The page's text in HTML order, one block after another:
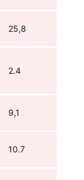
25,8
2.4
9,1
10.7